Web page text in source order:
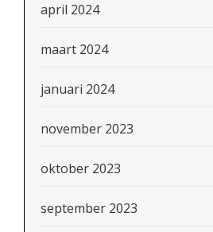
april 2024
maart 2024
januari 2024
november 2023
oktober 2023
september 2023